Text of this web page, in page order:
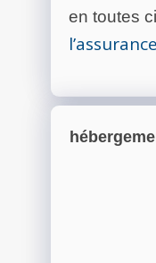
en toutes